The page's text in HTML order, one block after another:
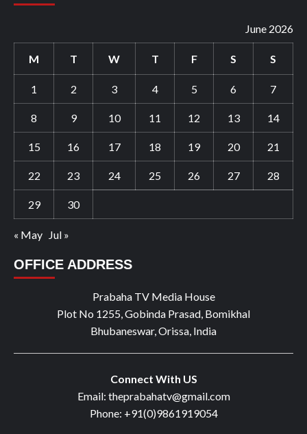
June 2026
M T W T F S S
1 2 3 4 5 6 7
8 9 10 11 12 13 14
15 16 17 18 19 20 21
22 23 24 25 26 27 28
29 30
« May Jul »
OFFICE ADDRESS
Prabaha TV Media House
Plot No 1255, Gobinda Prasad, Bomikhal
Bhubaneswar, Orissa, India
Connect With US
Email: theprabahatv@gmail.com
Phone: +91(0)9861919054